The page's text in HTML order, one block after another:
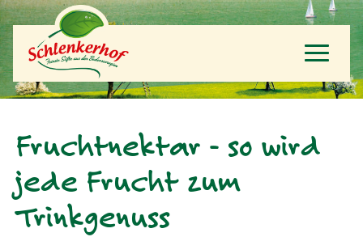
Fruchtnektar - so wird
jede Frucht zum
Trinkgenuss
Toggle